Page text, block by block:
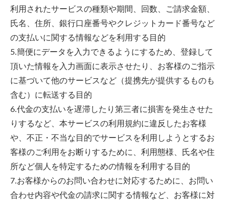
利用されたサービスの種類や期間、回数、ご請求金額、
氏名、住所、銀行口座番号やクレジットカード番号など
の支払いに関する情報などを利用する目的
5.簡便にデータを入力できるようにするため、登録して
頂いた情報を入力画面に表示させたり、お客様のご指示
に基づいて他のサービスなど（提携先が提供するものも
含む）に転送する目的
6.代金の支払いを遅滞したり第三者に損害を発生させた
りするなど、本サービスの利用規約に違反したお客様
や、不正・不当な目的でサービスを利用しようとするお
客様のご利用をお断りするために、利用態様、氏名や住
所など個人を特定するための情報を利用する目的
7.お客様からのお問い合わせに対応するために、お問い
合わせ内容や代金の請求に関する情報など、お客様に対